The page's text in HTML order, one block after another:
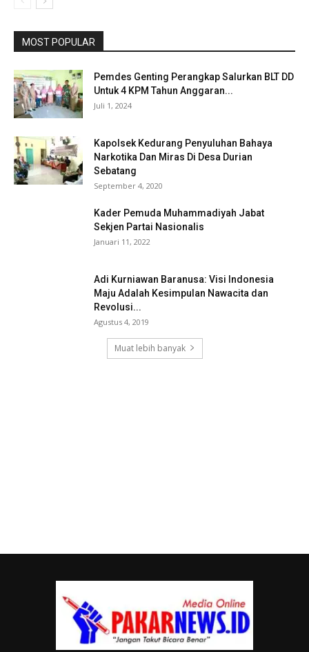
MOST POPULAR
Pemdes Genting Perangkap Salurkan BLT DD
Untuk 4 KPM Tahun Anggaran...
Juli 1, 2024
Kapolsek Kedurang Penyuluhan Bahaya
Narkotika Dan Miras Di Desa Durian
Sebatang
September 4, 2020
Kader Pemuda Muhammadiyah Jabat
Sekjen Partai Nasionalis
Januari 11, 2022
Adi Kurniawan Baranusa: Visi Indonesia
Maju Adalah Kesimpulan Nawacita dan
Revolusi...
Agustus 4, 2019
Muat lebih banyak